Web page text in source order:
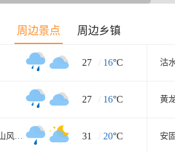
周边景点 周边乡镇
27 / 16°C 沽
27 / 16°C
张家口鸡鸣山风景区 31 / 20°C 安